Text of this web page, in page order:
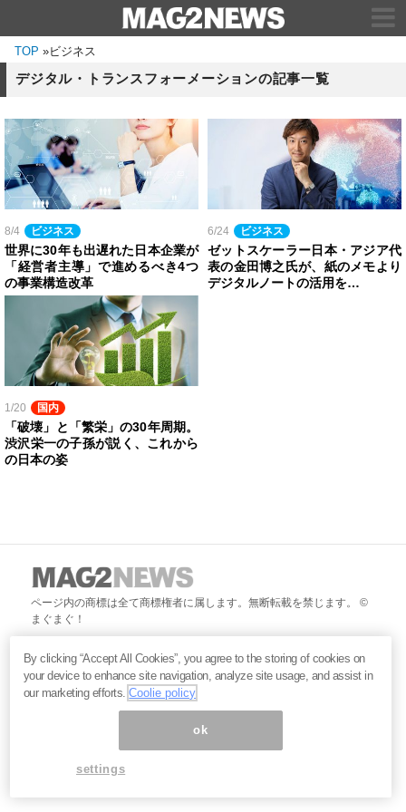
TOP »ビジネス
デジタル・トランスフォーメーションの記事一覧
8/4 ビジネス
世界に30年も出遅れた日本企業が
「経営者主導」で進めるべき4つ
の事業構造改革
6/24 ビジネス
ゼットスケーラー日本・アジア代
表の金田博之氏が、紙のメモより
デジタルノートの活用を…
1/20 国内
「破壊」と「繁栄」の30年周期。
渋沢栄一の子孫が説く、これから
の日本の姿
ページ内の商標は全て商標権者に属します。無断転載を禁じます。 ©
まぐまぐ！
By clicking “Accept All Cookies”, you agree to the storing of cookies on
your device to enhance site navigation, analyze site usage, and assist in
our marketing efforts.Coolie policy
ok
settings